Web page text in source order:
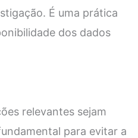
É uma prática
dos dados
relevantes sejam
para evitar a